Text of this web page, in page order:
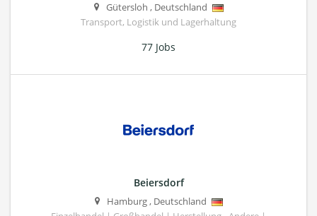
Gütersloh , Deutschland
Transport, Logistik und Lagerhaltung
77 Jobs
Beiersdorf
Hamburg, Deutschland